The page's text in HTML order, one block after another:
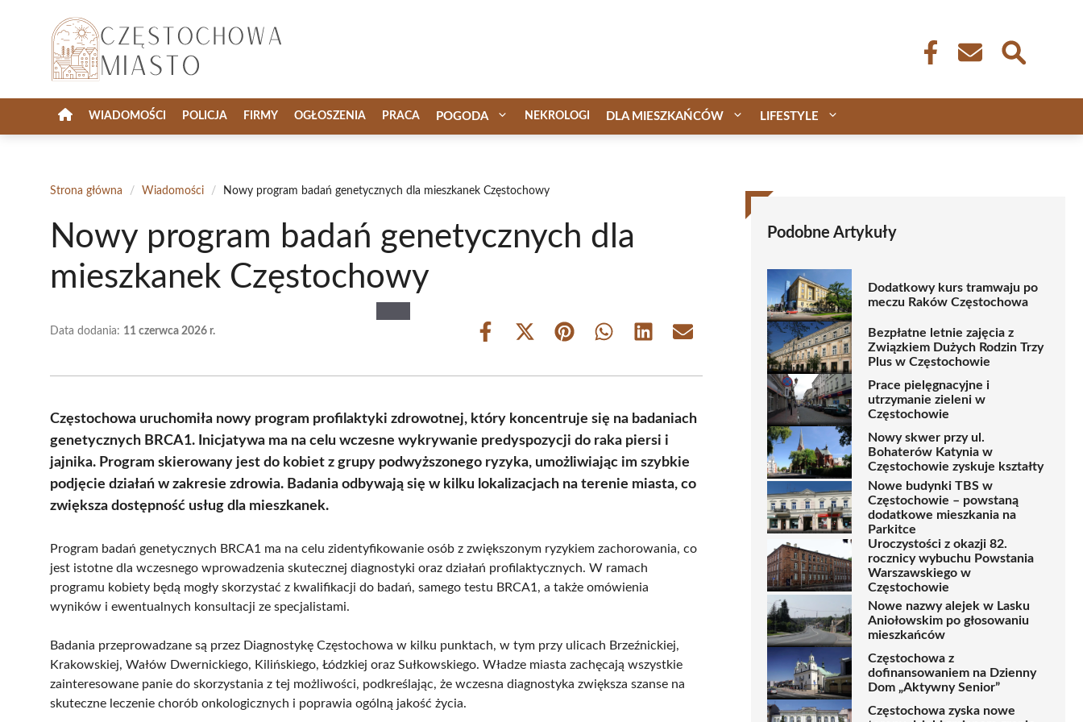
WIADOMOŚCI POLICJA FIRMY OGŁOSZENIA PRACA POGODA NEKROLOGI DLA MIESZKAŃCÓW LIFESTYLE
Strona główna / Wiadomości / Nowy program badań genetycznych dla mieszkanek Częstochowy
Nowy program badań genetycznych dla
mieszkanek Częstochowy
Data dodania: 11 czerwca 2026 r.
Share
Share
(Twitter)
Share Share Share Share
Częstochowa uruchomiła nowy program profilaktyki zdrowotnej, który koncentruje się na badaniach
genetycznych BRCA1. Inicjatywa ma na celu wczesne wykrywanie predyspozycji do raka piersi i
jajnika. Program skierowany jest do kobiet z grupy podwyższonego ryzyka, umożliwiając im szybkie
podjęcie działań w zakresie zdrowia. Badania odbywają się w kilku lokalizacjach na terenie miasta, co
zwiększa dostępność usług dla mieszkanek.
Program badań genetycznych BRCA1 ma na celu zidentyfikowanie osób z zwiększonym ryzykiem zachorowania, co
jest istotne dla wczesnego wprowadzenia skutecznej diagnostyki oraz działań profilaktycznych. W ramach
programu kobiety będą mogły skorzystać z kwalifikacji do badań, samego testu BRCA1, a także omówienia
wyników i ewentualnych konsultacji ze specjalistami.
Badania przeprowadzane są przez Diagnostykę Częstochowa w kilku punktach, w tym przy ulicach Brzeźnickiej,
Krakowskiej, Wałów Dwernickiego, Kilińskiego, Łódzkiej oraz Sułkowskiego. Władze miasta zachęcają wszystkie
zainteresowane panie do skorzystania z tej możliwości, podkreślając, że wczesna diagnostyka zwiększa szanse na
skuteczne leczenie chorób onkologicznych i poprawia ogólną jakość życia.
Podobne Artykuły
Dodatkowy kurs tramwaju po
meczu Raków Częstochowa
Bezpłatne letnie zajęcia z
Związkiem Dużych Rodzin Trzy
Plus w Częstochowie
Prace pielęgnacyjne i
utrzymanie zieleni w
Częstochowie
Nowy skwer przy ul.
Bohaterów Katynia w
Częstochowie zyskuje kształty
Nowe budynki TBS w
Częstochowie – powstaną
dodatkowe mieszkania na
Parkitce
Uroczystości z okazji 82.
rocznicy wybuchu Powstania
Warszawskiego w
Częstochowie
Nowe nazwy alejek w Lasku
Aniołowskim po głosowaniu
mieszkańców
Częstochowa z
dofinansowaniem na Dzienny
Dom „Aktywny Senior”
Częstochowa zyska nowe